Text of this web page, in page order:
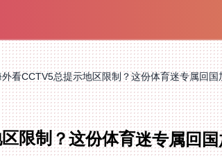
外看CCTV5总提示地区限制？这份体育迷专属回国
限制？这份体育迷专属回